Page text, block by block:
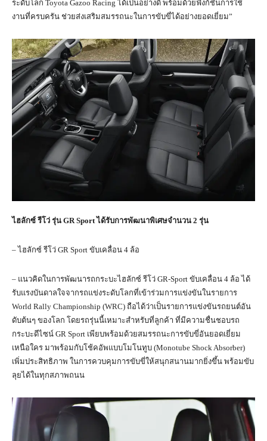
ระดับโลก Toyota Gazoo Racing ได้เป็นอย่างดี พร้อมด้วยฟังก์ชั่นการใช้
งานที่ครบครัน ช่วยส่งเสริมสมรรถนะในการขับขี่ได้อย่างยอดเยี่ยม”
ไฮลักซ์ รีโว่ รุ่น GR Sportได้รับการพัฒนาพิเศษจำนวน 2 รุ่น
– ไฮลักซ์ รีโว่ GR Sport ขับเคลื่อน 4 ล้อ
– แนวคิดในการพัฒนารถกระบะไฮลักซ์ รีโว่ GR-Sport ขับเคลื่อน 4 ล้อ ได้
รับแรงบันดาลใจจากรถแข่งระดับโลกที่เข้าร่วมการแข่งขันในรายการ
World Rally Championship (WRC) ถือได้ว่าเป็นรายการแข่งขันรถยนต์อัน
ดับต้นๆ ของโลก โดยรถรุ่นนี้เหมาะสำหรับที่ลูกค้า ที่มีความชื่นชอบรถ
กระบะดีไซน์ GR Sport เพียบพร้อมด้วยสมรรถนะการขับขี่อันยอดเยี่ยม
เหนือใคร มาพร้อมกับโช้คอัพแบบโมโนทูบ (Monotube Shock Absorber)
เพิ่มประสิทธิภาพ ในการควบคุมการขับขี่ให้สนุกสนานมากยิ่งขึ้น พร้อมขับ
ลุยได้ในทุกสภาพถนน